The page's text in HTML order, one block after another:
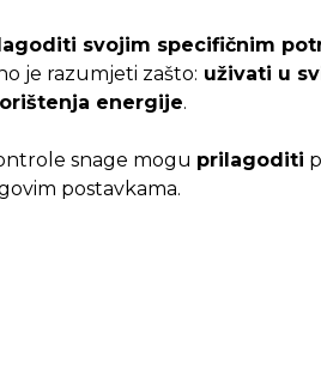
svojim specifičnim
je razumjeti zašto: uživati u
energije.
snage mogu prilagoditi
postavkama.